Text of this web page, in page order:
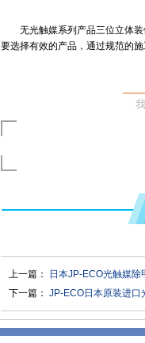
无光触媒系列产品三位立体
要选择有效的产品，通过规范的
上一篇：
日本JP-ECO光触媒
下一篇： JP-ECO日本原装进口